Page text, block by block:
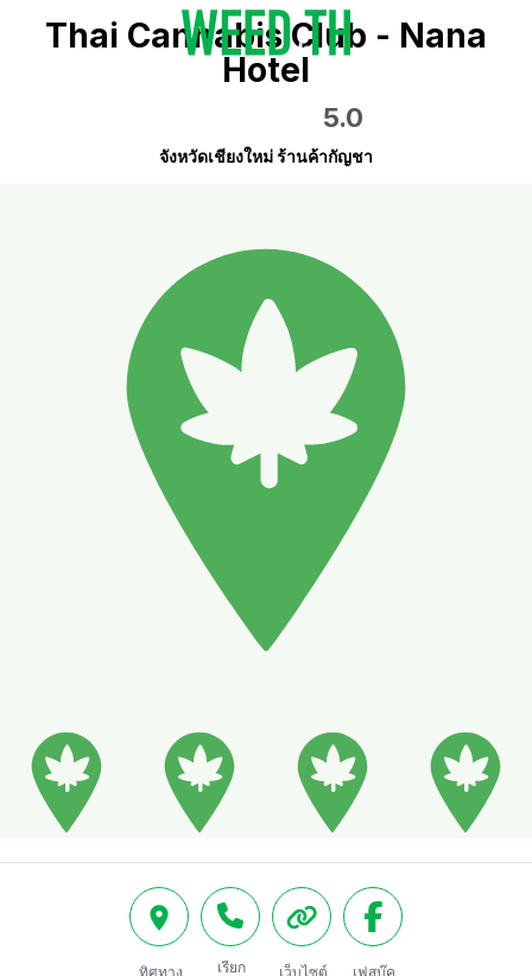
Thai Cannabis Club - Nana
Hotel
5.0
จังหวัดเชียงใหม่ ร้านค้ากัญชา
ทิศทาง เรียก เว็บไซต์ เฟสบุ๊ค